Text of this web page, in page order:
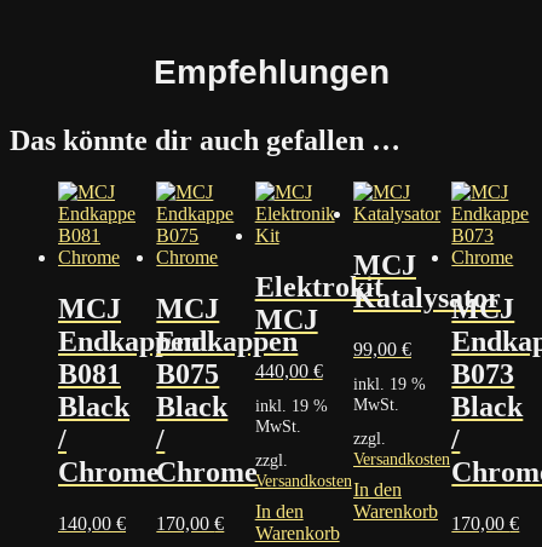
Empfehlungen
Das könnte dir auch gefallen …
MCJ
Endkappen
B081
Black
/
Chrome
140,00 €
MCJ
Endkappen
B075
Black
/
Chrome
170,00€
Elektrokit
MCJ
440,00 €
inkl. 19 %
MwSt.
zzgl.
Versandkosten
In den
Warenkorb
MCJ
Katalysator
99,00 €
inkl. 19 %
MwSt.
zzgl.
Versandkosten
In den
Warenkorb
MCJ
B073
Black
/
170,00€